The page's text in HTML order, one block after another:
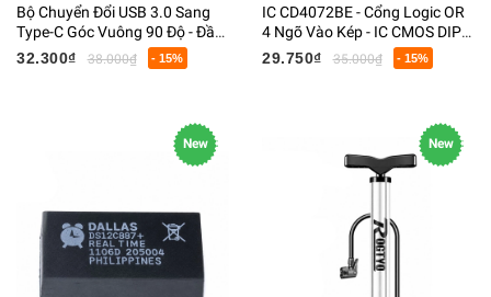
Bộ Chuyển Đổi USB 3.0 Sang
Type-C Góc Vuông 90 Độ - Đầu
Chuyển USB-A Đực Sang USB-C
32.300₫ 38.000₫ - 15%
IC CD4072BE - Cổng Logic OR
4 Ngõ Vào Kép - IC CMOS DIP-
14
29.750₫ 35.000₫ - 15%
New New